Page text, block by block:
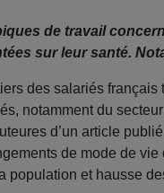
de travail
sur leur santé.
des salariés
notamment du
d’un article
de mode de
population et hausse